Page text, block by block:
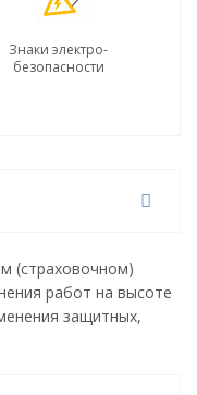
Знаки электро-
безопасности
(страховочном)
работ на высоте
защитных,